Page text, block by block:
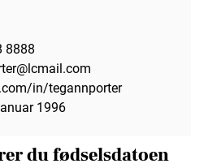
8888
in/tegannporter
1996
du fødselsdatoen